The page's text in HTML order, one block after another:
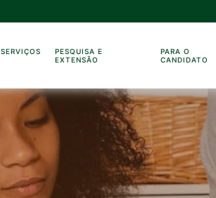
SERVIÇOS
PESQUISA E
EXTENSÃO
PARA O
CANDIDATO